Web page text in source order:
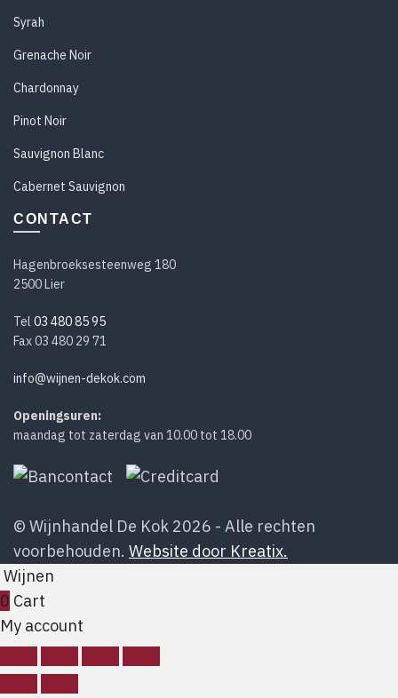
Syrah
Grenache Noir
Chardonnay
Pinot Noir
Sauvignon Blanc
Cabernet Sauvignon
CONTACT
Hagenbroeksesteenweg 180
2500 Lier
Tel 03 480 85 95
Fax 03 480 29 71
info@wijnen-dekok.com
Openingsuren:
maandag tot zaterdag van 10.00 tot 18.00
© Wijnhandel De Kok 2026 - Alle rechten
voorbehouden. Website door Kreatix.
Wijnen
0 Cart
My account